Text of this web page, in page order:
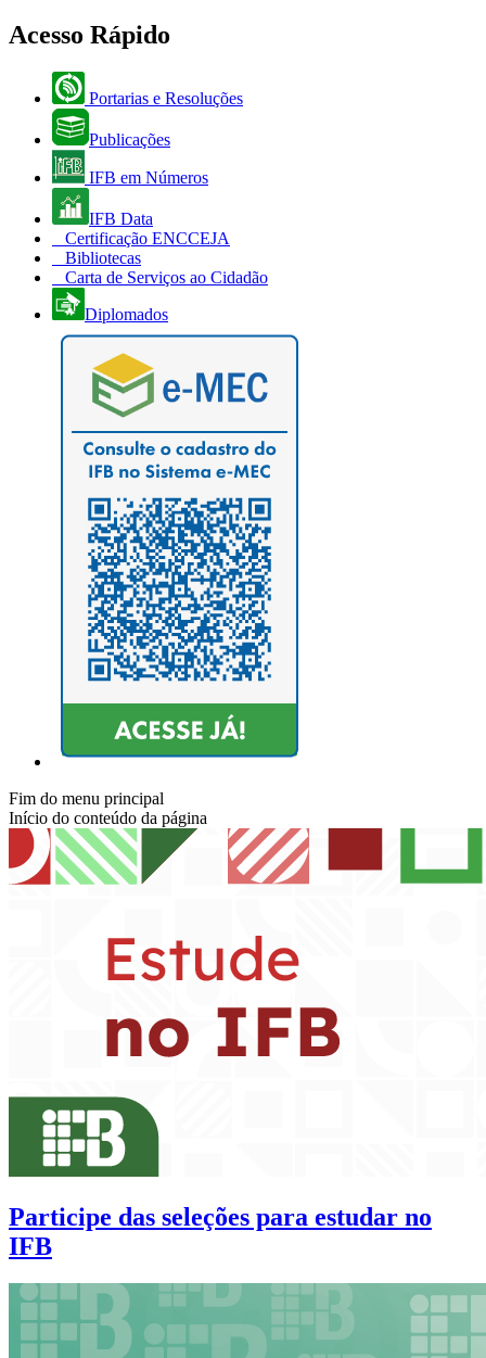
Acesso Rápido
Portarias e Resoluções
Publicações
IFB em Números
IFB Data
Certificação ENCCEJA
Bibliotecas
Carta de Serviços ao Cidadão
Diplomados
Fim do menu principal
Início do conteúdo da página
Participe das seleções para estudar no
IFB